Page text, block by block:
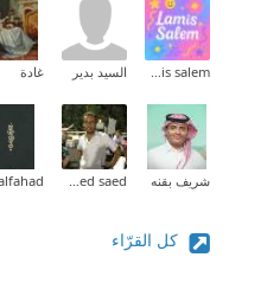
lamis salem السيد بدير غادة
شريف بقنه ahmed saed
كل القرّاء